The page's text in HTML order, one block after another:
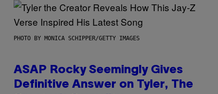
PHOTO BY MONICA SCHIPPER/GETTY IMAGES
ASAP Rocky Seemingly Gives
Definitive Answer on Tyler, The